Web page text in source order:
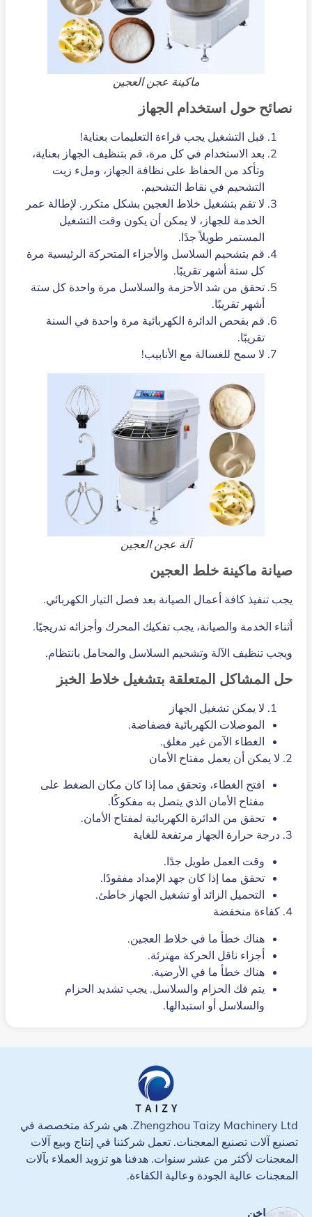
ماكينة عجن العجين
نصائح حول استخدام الجهاز
قبل التشغيل يجب قراءة التعليمات بعناية!
بعد الاستخدام في كل مرة، قم بتنظيف الجهاز بعناية،
وتأكد من الحفاظ على نظافة الجهاز، وملء زيت
التشحيم في نقاط التشحيم.
لا تقم بتشغيل خلاط العجين بشكل متكرر. لإطالة عمر
الخدمة للجهاز، لا يمكن أن يكون وقت التشغيل
المستمر طويلاً جدًا.
قم بتشحيم السلاسل والأجزاء المتحركة الرئيسية مرة
كل ستة أشهر تقريبًا.
تحقق من شد الأحزمة والسلاسل مرة واحدة كل ستة
أشهر تقريبًا.
قم بفحص الدائرة الكهربائية مرة واحدة في السنة
تقريبًا.
لا سمح للغسالة مع الأنابيب!
آلة عجن العجين
صيانة ماكينة خلط العجين
يجب تنفيذ كافة أعمال الصيانة بعد فصل التيار الكهربائي.
أثناء الخدمة والصيانة، يجب تفكيك المحرك وأجزائه تدريجيًا.
ويجب تنظيف الآلة وتشحيم السلاسل والمحامل بانتظام.
حل المشاكل المتعلقة بتشغيل خلاط الخبز
لا يمكن تشغيل الجهاز
الموصلات الكهربائية فضفاضة.
الغطاء الآمن غير مغلق.
2. لا يمكن أن يعمل مفتاح الأمان
افتح الغطاء، وتحقق مما إذا كان مكان الضغط على
مفتاح الأمان الذي يتصل به مفكوكًا.
تحقق من الدائرة الكهربائية لمفتاح الأمان.
3. درجة حرارة الجهاز مرتفعة للغاية
وقت العمل طويل جدًا.
تحقق مما إذا كان جهد الإمداد مفقودًا.
التحميل الزائد أو تشغيل الجهاز خاطئ.
4. كفاءة منخفضة
هناك خطأ ما في خلاط العجين.
أجزاء ناقل الحركة مهترئة.
هناك خطأ ما في الأرضية.
يتم فك الحزام والسلاسل. يجب تشديد الحزام
والسلاسل أو استبدالها.
Zhengzhou Taizy Machinery Ltd. هي شركة متخصصة في
تصنيع آلات تصنيع المعجنات. تعمل شركتنا في إنتاج وبيع آلات
المعجنات لأكثر من عشر سنوات. هدفنا هو تزويد العملاء بآلات
المعجنات عالية الجودة وعالية الكفاءة.
منتج ساخن